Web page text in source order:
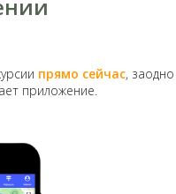
прямо сейчас, заодно
приложение.